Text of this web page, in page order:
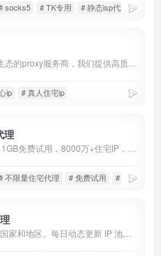
socks5 # TK专用 # 静态isp代理
ip # 真人住宅ip
理
不限量住宅代理 # 免费试用 # 首单全返